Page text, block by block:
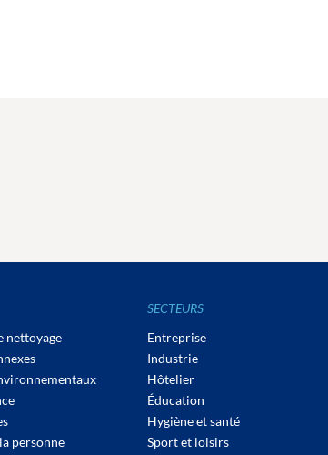
nettoyage
personne
SECTEURS
Entreprise
Industrie
Hôtelier
Éducation
Hygiène et santé
Sport et loisirs